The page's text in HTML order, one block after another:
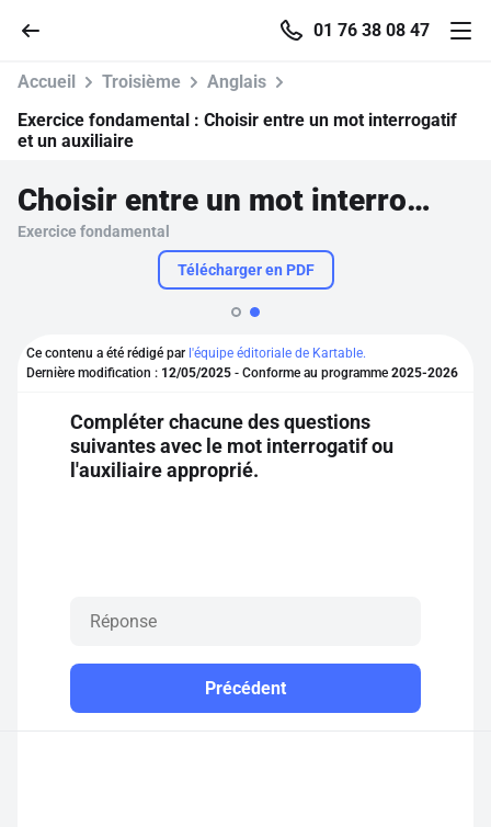
01 76 38 08 47
Parcourir
Se connecter
S'inscrire gratuitement
Pour profiter de 10 contenus offerts.
Accueil Troisième
Anglais
Exercice fondamental : Choisir entre un mot interrogatif
et un auxiliaire
Choisir entre un mot interrogatif et un auxiliaire
Exercice fondamental
Télécharger en PDF
Ce contenu a été rédigé par l'équipe éditoriale de Kartable.
Dernière modification : 12/05/2025 - Conforme au programme 2025-2026
Compléter chacune des questions
suivantes avec le mot interrogatif ou
l'auxiliaire approprié.
Précédent